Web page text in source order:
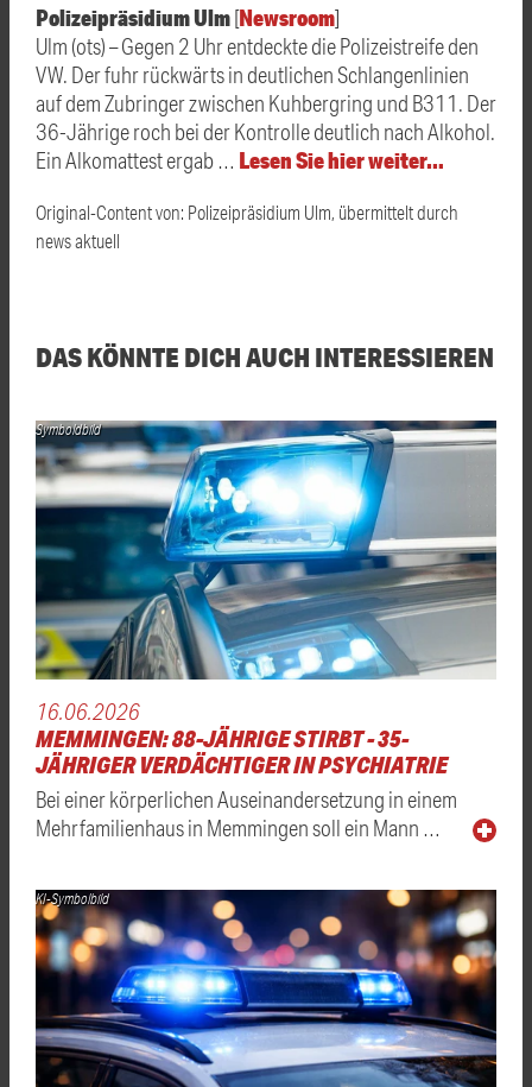
Polizeipräsidium Ulm[Newsroom]
Ulm (ots) – Gegen 2 Uhr entdeckte die Polizeistreife den
VW. Der fuhr rückwärts in deutlichen Schlangenlinien
auf dem Zubringer zwischen Kuhbergring und B311. Der
36-Jährige roch bei der Kontrolle deutlich nach Alkohol.
Ein Alkomattest ergab … Lesen Sie hier weiter…
Original-Content von: Polizeipräsidium Ulm, übermittelt durch
news aktuell
DAS KÖNNTE DICH AUCH INTERESSIEREN
Symboldbild
16.06.2026
MEMMINGEN: 88-JÄHRIGE STIRBT - 35-
JÄHRIGER VERDÄCHTIGER IN PSYCHIATRIE
Bei einer körperlichen Auseinandersetzung in einem
Mehrfamilienhaus in Memmingen soll ein Mann …
KI-Symbolbild